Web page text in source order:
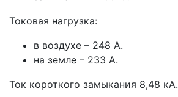
Токовая нагрузка:
в воздухе – 248 А.
на земле – 233 А.
Ток короткого замыкания 8,48 кА.